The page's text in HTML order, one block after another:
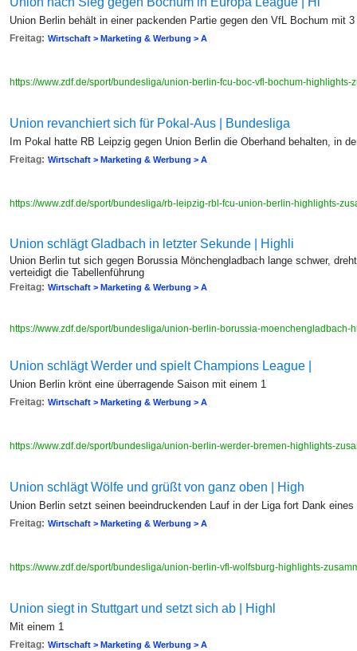
Union Berlin behält in einer packenden Partie gegen den VfL Bochum mit 3
Freitag: Wirtschaft > Marketing & Werbung > A
https://www.zdf.de/sport/bundesliga/union-berlin-fcu-boc-vfl-bochum-
Union revanchiert sich für Pokal-Aus | Bundesliga
Im Pokal hatte RB Leipzig gegen Union Berlin die Oberhand behalten, in
Freitag: Wirtschaft > Marketing & Werbung > A
https://www.zdf.de/sport/bundesliga/rb-leipzig-rbl-fcu-union-berlin-highlights-
Union schlägt Gladbach in letzter Sekunde | Highli
Union Berlin tut sich gegen Borussia Mönchengladbach lange schwer,
verteidigt die Tabellenführung
Freitag: Wirtschaft > Marketing & Werbung > A
https://www.zdf.de/sport/bundesliga/union-berlin-borussia-
Union schlägt Werder und spielt Champions League |
Union Berlin krönt eine überragende Saison mit einem 1
Freitag: Wirtschaft > Marketing & Werbung > A
https://www.zdf.de/sport/bundesliga/union-berlin-werder-bremen-highlights-
Union schlägt Wölfe und grüßt von ganz oben | High
Union Berlin setzt seinen beeindruckenden Lauf in der Liga fort Dank eines
Freitag: Wirtschaft > Marketing & Werbung > A
https://www.zdf.de/sport/bundesliga/union-berlin-vfl-wolfsburg-highlights-
Union siegt in Stuttgart und setzt sich ab | Highl
Mit einem 1
Freitag: Wirtschaft > Marketing & Werbung > A